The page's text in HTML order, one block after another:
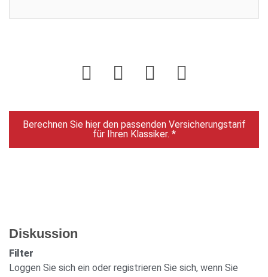
Berechnen Sie hier den passenden Versicherungstarif
für Ihren Klassiker. *
Diskussion
Filter
Loggen Sie sich ein oder registrieren Sie sich, wenn Sie